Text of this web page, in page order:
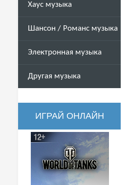
Хаус музыка
Шансон / Романс музыка
Электронная музыка
Другая музыка
ИГРАЙ ОНЛАЙН